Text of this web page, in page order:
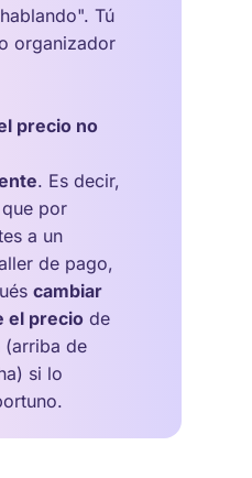
Tú
organizador
precio no
. Es decir,
por
a un
de pago,
cambiar
el precio de
(arriba de
si lo